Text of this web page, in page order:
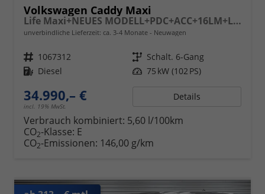
Volkswagen Caddy Maxi
Life Maxi+NEUES MODELL+PDC+ACC+16LM+LANE ASSIST
unverbindliche Lieferzeit: ca. 3-4 Monate Neuwagen
Fahrzeugnr. 1067312 Getriebe Schalt. 6-Gang
Kraftstoff Diesel Leistung 75 kW (102 PS)
34.990,– €
incl. 19% MwSt.
Details
Verbrauch kombiniert: 5,60 l/100km
CO2-Klasse: E
CO2-Emissionen: 146,00 g/km